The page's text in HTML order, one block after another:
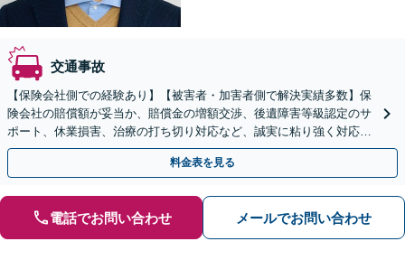
交通事故
【保険会社側での経験あり】【被害者・加害者側で解決実績多数】保
険会社の賠償額が妥当か、賠償金の増額交渉、後遺障害等級認定のサ
ポート、休業損害、治療の打ち切り対応など、誠実に粘り強く対応。
手続き・交渉お任せください。【弁護士特約の利用可】
料金表を見る
電話でお問い合わせ メールでお問い合わせ